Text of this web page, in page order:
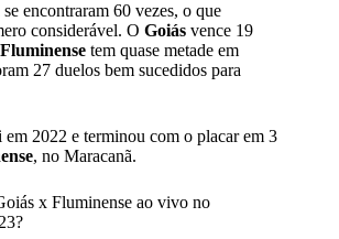
encontraram 60 vezes, o que
considerável. O Goiás vence 19
Fluminense tem quase metade em
27 duelos bem sucedidos para
2022 e terminou com o placar em 3
, no Maracanã.
x Fluminense ao vivo no